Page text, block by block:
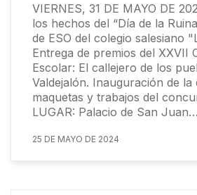
VIERNES, 31 DE MAYO DE
los hechos del “Día de la
de ESO del colegio salesiano
Entrega de premios del XXVII
Escolar: El callejero de los
Valdejalón. Inauguración de la
maquetas y trabajos del
LUGAR: Palacio de San Juan…
25 DE MAYO DE 2024